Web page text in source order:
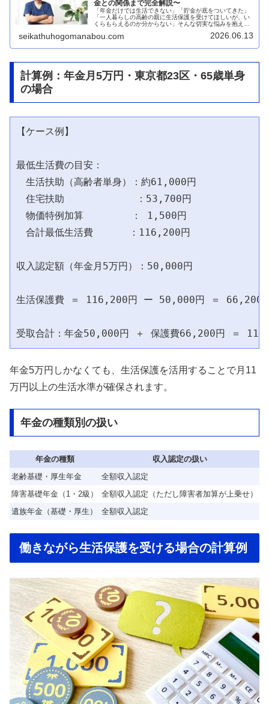
金との関係まで完全解説〜
「年金だけでは生活できない」「貯金が底をついてきた」
「一人暮らしの高齢の親に生活保護を受けてほしいが、い
くらもらえるのか分からない」そんな切実な悩みを抱えて
によると、2026年2月時点の生...
seikathuhogomanabou.com 2026.06.13
計算例：年金月5万円・東京都23区・65歳単身
の場合
【ケース例】
最低生活費の目安：
生活扶助（高齢者単身）：約61,000円
住宅扶助            ：53,700円
物価特例加算        ： 1,500円
合計最低生活費      ：116,200円
収入認定額（年金月5万円）：50,000円
生活保護費 ＝ 116,200円 ー 50,000円 ＝ 66,200
年金5万円しかなくても、生活保護を活用することで月11
万円以上の生活水準が確保されます。
年金の種類別の扱い
年金の種類
収入認定の扱い
老齢基礎・厚生年金
全額収入認定
障害基礎年金（1・2級）
全額収入認定（ただし障害者加算が上乗せ）
遺族年金（基礎・厚生）
全額収入認定
働きながら生活保護を受ける場合の計算例